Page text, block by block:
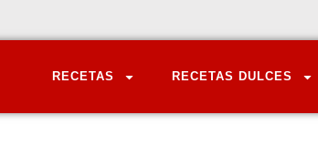
RECETAS RECETAS DULCES